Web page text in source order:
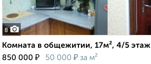
8
Комната в общежитии, 17м², 4/5 этаж
850 000 ₽ 50 000 ₽ за м²